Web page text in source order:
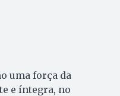
uma força da
e íntegra, no